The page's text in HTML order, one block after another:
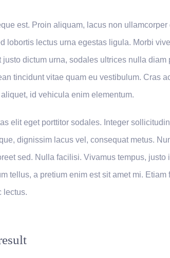
est. Proin aliquam, lacus non
lobortis lectus urna egestas ligula. Morbi
justo dictum urna, sodales ultrices nulla diam
tincidunt vitae quam eu vestibulum. Cras
id vehicula enim elementum.
elit eget porttitor sodales. Integer
dignissim lacus vel, consequat metus.
sed. Nulla facilisi. Vivamus tempus, justo
tellus, a pretium enim est sit amet mi.
lectus.